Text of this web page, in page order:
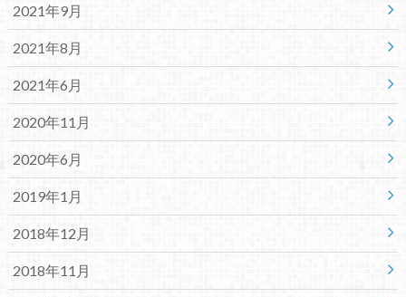
2021年9月
2021年8月
2021年6月
2020年11月
2020年6月
2019年1月
2018年12月
2018年11月